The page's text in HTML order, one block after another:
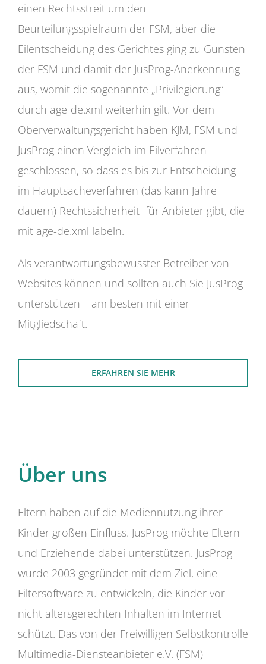
einen Rechtsstreit um den
Beurteilungsspielraum der FSM, aber die
Eilentscheidung des Gerichtes ging zu Gunsten
der FSM und damit der JusProg-Anerkennung
aus, womit die sogenannte „Privilegierung“
durch age-de.xml weiterhin gilt. Vor dem
Oberverwaltungsgericht haben KJM, FSM und
JusProg einen Vergleich im Eilverfahren
geschlossen, so dass es bis zur Entscheidung
im Hauptsacheverfahren (das kann Jahre
dauern) Rechtssicherheit für Anbieter gibt, die
mit age-de.xml labeln.
Als verantwortungsbewusster Betreiber von
Websites können und sollten auch Sie JusProg
unterstützen – am besten mit einer
Mitgliedschaft.
ERFAHREN SIE MEHR
Über uns
Eltern haben auf die Mediennutzung ihrer
Kinder großen Einfluss. JusProg möchte Eltern
und Erziehende dabei unterstützen. JusProg
wurde 2003 gegründet mit dem Ziel, eine
Filtersoftware zu entwickeln, die Kinder vor
nicht altersgerechten Inhalten im Internet
schützt. Das von der Freiwilligen Selbstkontrolle
Multimedia-Diensteanbieter e.V. (FSM)